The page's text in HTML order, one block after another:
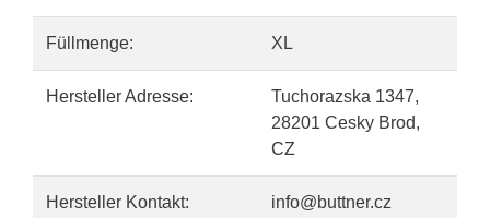
Füllmenge: XL
Hersteller Adresse:
Tuchorazska 1347,
28201 Cesky Brod,
CZ
Hersteller Kontakt: info@buttner.cz